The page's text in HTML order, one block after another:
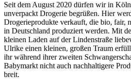
Seit dem August 2020 dürfen wir in
unverpackt Drogerie begrüßen. Hier
Drogerieprodukte verkauft, die bio, fair,
in Deutschland produziert werden. Mit
kleinen Laden auf der Lindenstraße
Ulrike einen kleinen, großen Traum
ihr während ihrer zweiten
Babymarkt nicht auch nachhaltigere
breit.